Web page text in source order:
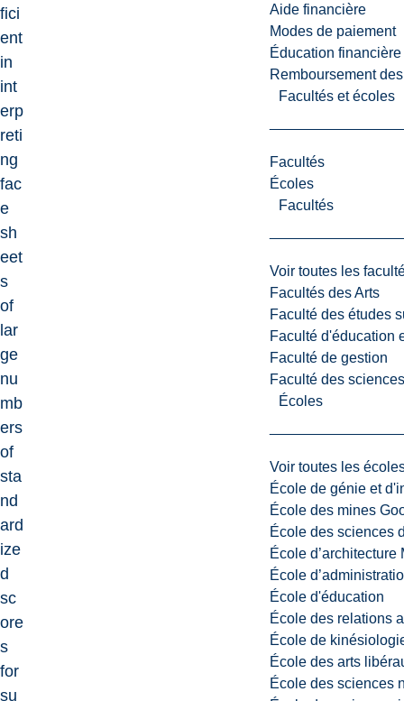
Aide financière
Modes de paiement
Éducation financière
Remboursement
Facultés et écoles
Facultés
Écoles
Facultés
Voir toutes les
Facultés des Arts
Faculté des études
Faculté d'éducation
Faculté de gestion
Faculté des
Écoles
Voir toutes les
École de génie et
École des mines
École des sciences
École d’architecture
École
École d'éducation
École des relations
École de
École des arts
École des sciences
fici
ent
in
int
erp
reti
ng
fac
e
sh
eet
s
of
lar
ge
nu
mb
ers
of
sta
nd
ard
ize
d
sc
ore
s
for
su